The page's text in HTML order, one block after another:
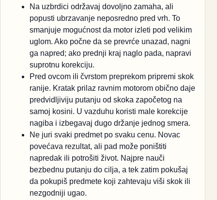
Na uzbrdici održavaj dovoljno zamaha, ali
popusti ubrzavanje neposredno pred vrh. To
smanjuje mogućnost da motor izleti pod velikim
uglom. Ako počne da se prevrće unazad, nagni
ga napred; ako prednji kraj naglo pada, napravi
suprotnu korekciju.
Pred ovcom ili čvrstom preprekom pripremi skok
ranije. Kratak prilaz ravnim motorom obično daje
predvidljiviju putanju od skoka započetog na
samoj kosini. U vazduhu koristi male korekcije
nagiba i izbegavaj dugo držanje jednog smera.
Ne juri svaki predmet po svaku cenu. Novac
povećava rezultat, ali pad može poništiti
napredak ili potrošiti život. Najpre nauči
bezbednu putanju do cilja, a tek zatim pokušaj
da pokupiš predmete koji zahtevaju viši skok ili
nezgodniji ugao.